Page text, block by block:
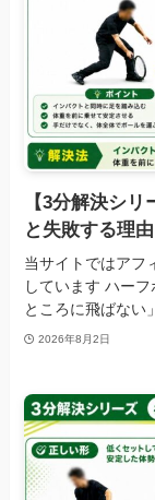
【3分解決シ
と失敗する理由
当サイトではアフ
しています ハー
ところに飛ばない
2026年8月2日